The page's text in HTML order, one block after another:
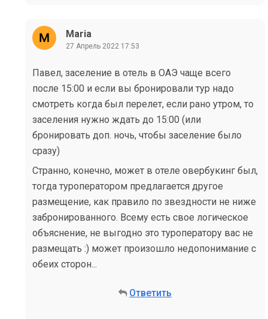
Maria
27 Апрель 2022 17:53
Павел, заселение в отель в ОАЭ чаще всего
после 15:00 и если вы бронировали тур надо
смотреть когда был перелет, если рано утром, то
заселения нужно ждать до 15:00 (или
бронировать доп. ночь, чтобы заселение было
сразу)
Странно, конечно, может в отеле овербукинг был,
тогда туроператором предлагается другое
размещение, как правило по звездности не ниже
забронированного. Всему есть свое логическое
объяснение, не выгодно это туроператору вас не
размещать :) может произошло недопонимание с
обеих сторон...
Ответить